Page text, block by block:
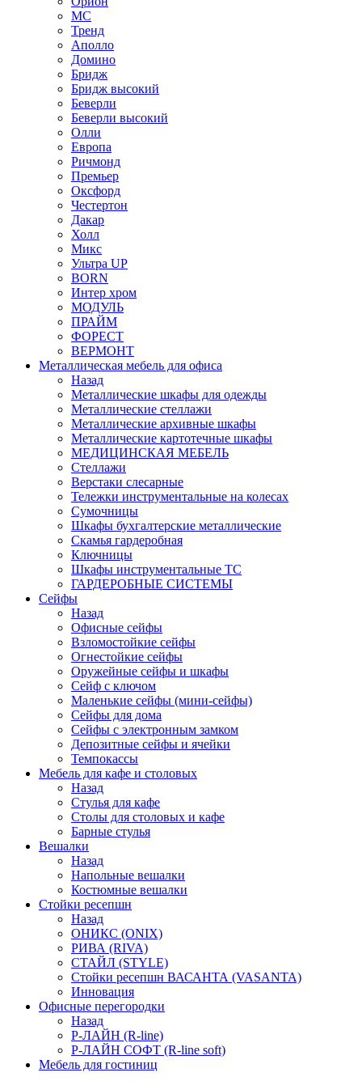
МС
Тренд
Аполло
Домино
Бридж
Бридж высокий
Беверли
Беверли высокий
Олли
Европа
Ричмонд
Премьер
Оксфорд
Честертон
Дакар
Холл
Микс
Ультра UP
BORN
Интер хром
МОДУЛЬ
ПРАЙМ
ФОРЕСТ
ВЕРМОНТ
Металлическая мебель для офиса
Назад
Металлические шкафы для одежды
Металлические стеллажи
Металлические архивные шкафы
Металлические картотечные шкафы
МЕДИЦИНСКАЯ МЕБЕЛЬ
Стеллажи
Верстаки слесарные
Тележки инструментальные на колесах
Сумочницы
Шкафы бухгалтерские металлические
Скамья гардеробная
Ключницы
Шкафы инструментальные ТС
ГАРДЕРОБНЫЕ СИСТЕМЫ
Сейфы
Назад
Офисные сейфы
Взломостойкие сейфы
Огнестойкие сейфы
Оружейные сейфы и шкафы
Сейф с ключом
Маленькие сейфы (мини-сейфы)
Сейфы для дома
Сейфы с электронным замком
Депозитные сейфы и ячейки
Темпокассы
Мебель для кафе и столовых
Назад
Стулья для кафе
Столы для столовых и кафе
Барные стулья
Вешалки
Назад
Напольные вешалки
Костюмные вешалки
Стойки ресепшн
Назад
ОНИКС (ONIX)
РИВА (RIVA)
СТАЙЛ (STYLE)
Стойки ресепшн ВАСАНТА (VASANTA)
Инновация
Офисные перегородки
Назад
Р-ЛАЙН (R-line)
Р-ЛАЙН СОФТ (R-line soft)
Мебель для гостиниц